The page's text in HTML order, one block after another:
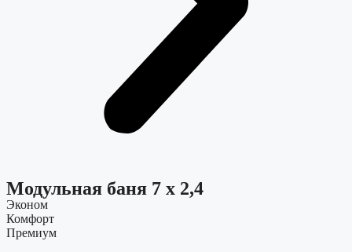
Модульная баня 7 х 2,4
Эконом
Комфорт
Премиум